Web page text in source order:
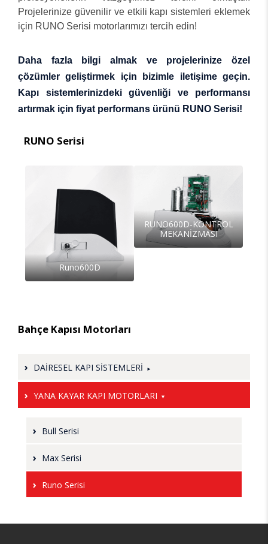
Projelerinize güvenilir ve etkili kapı sistemleri eklemek
için RUNO Serisi motorlarımızı tercih edin!
Daha fazla bilgi almak ve projelerinize özel
çözümler geliştirmek için bizimle iletişime geçin.
Kapı sistemlerinizdeki güvenliği ve performansı
artırmak için fiyat performans ürünü RUNO Serisi!
RUNO Serisi
Runo600D
RUNO600D-KONTROL
MEKANİZMASI
Bahçe Kapısı Motorları
DAİRESEL KAPI SİSTEMLERİ
YANA KAYAR KAPI MOTORLARI
Bull Serisi
Max Serisi
Runo Serisi